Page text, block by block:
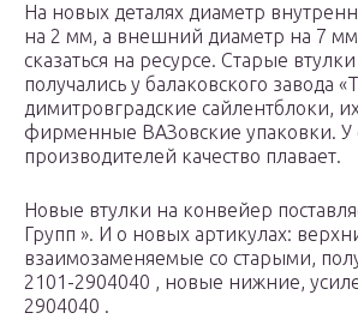
На новых деталях диаметр
на 2 мм, а внешний диаметр на 7
сказаться на ресурсе. Старые
получались у балаковского завода
димитровградские сайлентблоки,
фирменные ВАЗовские упаковки. У
производителей качество плавает.
Новые втулки на конвейер
Групп ». И о новых артикулах:
взаимозаменяемые со старыми,
2101-2904040 , новые нижние,
2904040 .